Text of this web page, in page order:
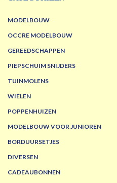
MODELBOUW
OCCRE MODELBOUW
GEREEDSCHAPPEN
PIEPSCHUIM SNIJDERS
TUINMOLENS
WIELEN
POPPENHUIZEN
MODELBOUW VOOR JUNIOREN
BORDUURSETJES
DIVERSEN
CADEAUBONNEN